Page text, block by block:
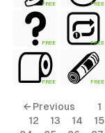
Style) FREE FREE
FREE FREE
FREE FREE
← Previous 1
12
13 14 15